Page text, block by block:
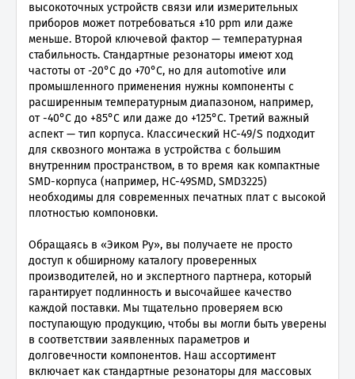
высокоточных устройств связи или измерительных
приборов может потребоваться ±10 ppm или даже
меньше. Второй ключевой фактор — температурная
стабильность. Стандартные резонаторы имеют ход
частоты от -20°C до +70°C, но для automotive или
промышленного применения нужны компоненты с
расширенным температурным диапазоном, например,
от -40°C до +85°C или даже до +125°C. Третий важный
аспект — тип корпуса. Классический HC-49/S подходит
для сквозного монтажа в устройства с большим
внутренним пространством, в то время как компактные
SMD-корпуса (например, HC-49SMD, SMD3225)
необходимы для современных печатных плат с высокой
плотностью компоновки.
Обращаясь в «Эиком Ру», вы получаете не просто
доступ к обширному каталогу проверенных
производителей, но и экспертного партнера, который
гарантирует подлинность и высочайшее качество
каждой поставки. Мы тщательно проверяем всю
поступающую продукцию, чтобы вы могли быть уверены
в соответствии заявленных параметров и
долговечности компонентов. Наш ассортимент
включает как стандартные резонаторы для массовых